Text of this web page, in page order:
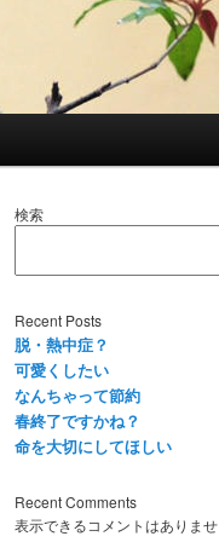
検索
Recent Posts
脱・熱中症？
可愛くしたい
なんちゃって節約
春終了ですかね？
命を大切にしてほしい
Recent Comments
表示できるコメントはありませ